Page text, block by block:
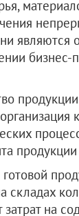
являются
продукции
готовой
складах
затрат на